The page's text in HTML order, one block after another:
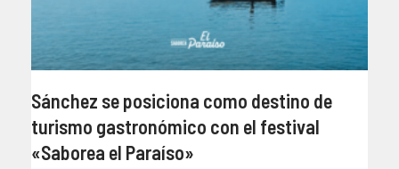
Sánchez se posiciona como destino de
turismo gastronómico con el festival
«Saborea el Paraíso»